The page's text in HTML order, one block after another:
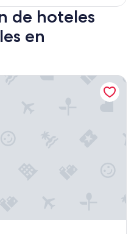
de hoteles
en